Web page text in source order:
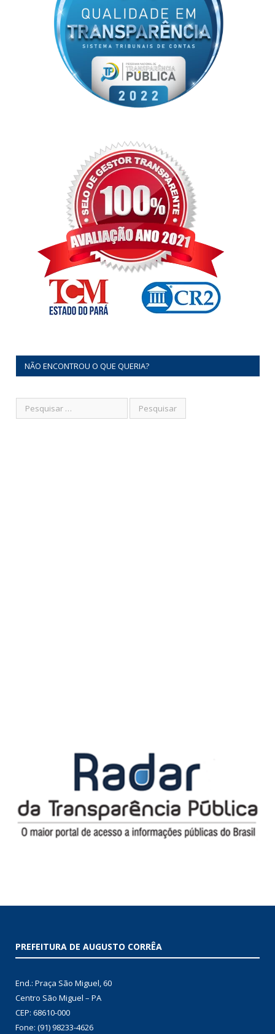
NÃO ENCONTROU O QUE QUERIA?
PREFEITURA DE AUGUSTO CORRÊA
End.: Praça São Miguel, 60
Centro São Miguel – PA
CEP: 68610-000
Fone: (91) 98233-4626